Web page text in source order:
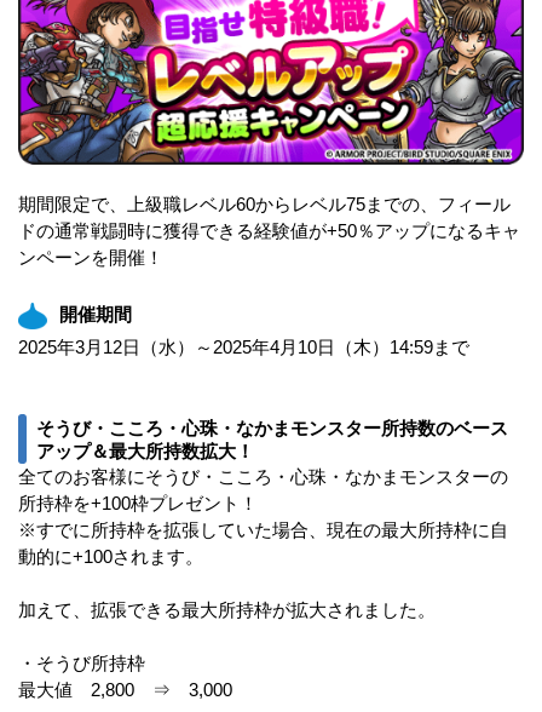
期間限定で、上級職レベル60からレベル75までの、フィール
ドの通常戦闘時に獲得できる経験値が+50％アップになるキャ
ンペーンを開催！
開催期間
2025年3月12日（水）～2025年4月10日（木）14:59まで
そうび・こころ・心珠・なかまモンスター所持数のベース
アップ＆最大所持数拡大！
全てのお客様にそうび・こころ・心珠・なかまモンスターの
所持枠を+100枠プレゼント！
※すでに所持枠を拡張していた場合、現在の最大所持枠に自
動的に+100されます。
加えて、拡張できる最大所持枠が拡大されました。
・そうび所持枠
最大値 2,800 ⇒ 3,000